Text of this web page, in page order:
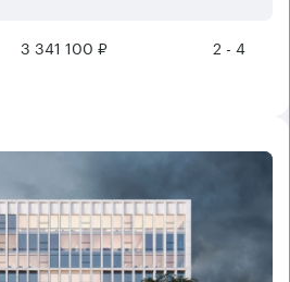
3 341 100 ₽ 2 - 4